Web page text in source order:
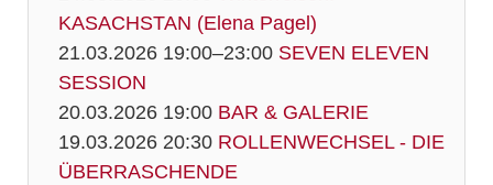
KASACHSTAN (Elena Pagel)
21.03.2026 19:00–23:00 SEVEN ELEVEN
SESSION
20.03.2026 19:00 BAR & GALERIE
19.03.2026 20:30 ROLLENWECHSEL - DIE
ÜBERRASCHENDE